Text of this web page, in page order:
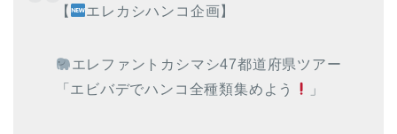
【 エレカシハンコ企画】
エレファントカシマシ47都道府県ツアー
「エビバデでハンコ全種類集めよう
」